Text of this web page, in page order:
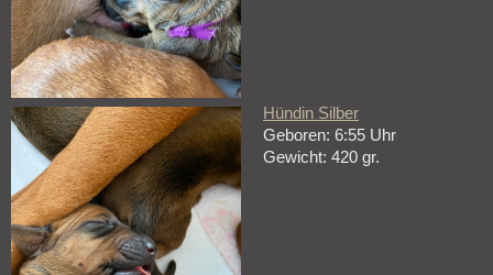
Hündin Silber
Geboren: 6:55 Uhr
Gewicht: 420 gr.